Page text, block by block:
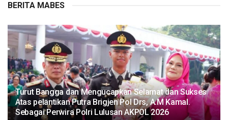
BERITA MABES
Turut Bangga dan Mengucapkan Selamat dan Sukses
Atas pelantikan Putra Brigjen Pol Drs, A.M Kamal.
Sebagai Perwira Polri Lulusan AKPOL 2026